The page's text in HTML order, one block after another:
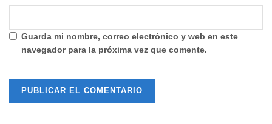
Guarda mi nombre, correo electrónico y web en este
navegador para la próxima vez que comente.